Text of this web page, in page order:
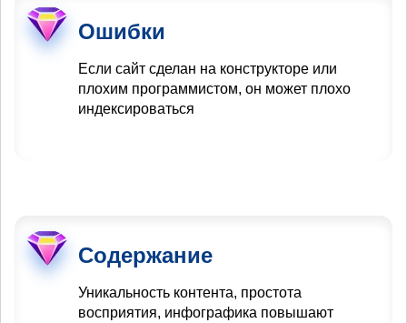
Ошибки
Если сайт сделан на конструкторе или
плохим программистом, он может плохо
индексироваться
Содержание
Уникальность контента, простота
восприятия, инфографика повышают